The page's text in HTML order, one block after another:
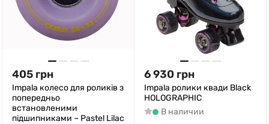
405 грн
Impala колесо для роликів з
попередньо
встановленими
підшипниками – Pastel Lilac
6 930 грн
Impala ролики квади Black
HOLOGRAPHIC
В наличии